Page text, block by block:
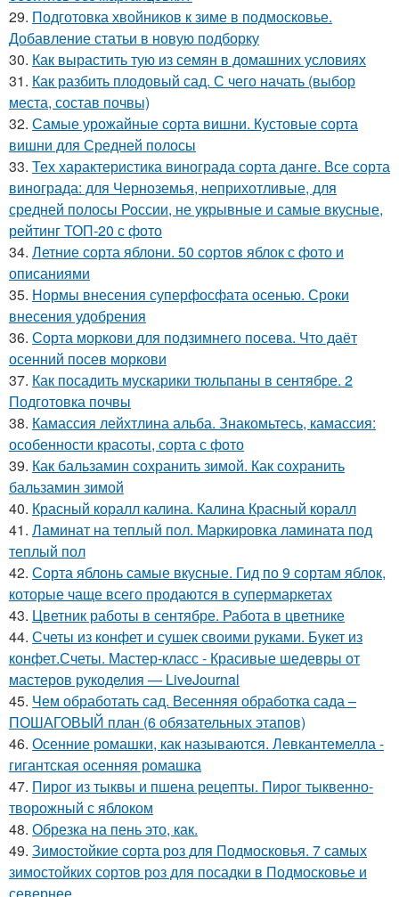
29. Подготовка хвойников к зиме в подмосковье.
Добавление статьи в новую подборку
30. Как вырастить тую из семян в домашних условиях
31. Как разбить плодовый сад. С чего начать (выбор
места, состав почвы)
32. Самые урожайные сорта вишни. Кустовые сорта
вишни для Средней полосы
33. Тех характеристика винограда сорта данге. Все сорта
винограда: для Черноземья, неприхотливые, для
средней полосы России, не укрывные и самые вкусные,
рейтинг ТОП-20 с фото
34. Летние сорта яблони. 50 сортов яблок с фото и
описаниями
35. Нормы внесения суперфосфата осенью. Сроки
внесения удобрения
36. Сорта моркови для подзимнего посева. Что даёт
осенний посев моркови
37. Как посадить мускарики тюльпаны в сентябре. 2
Подготовка почвы
38. Камассия лейхтлина альба. Знакомьтесь, камассия:
особенности красоты, сорта с фото
39. Как бальзамин сохранить зимой. Как сохранить
бальзамин зимой
40. Красный коралл калина. Калина Красный коралл
41. Ламинат на теплый пол. Маркировка ламината под
теплый пол
42. Сорта яблонь самые вкусные. Гид по 9 сортам яблок,
которые чаще всего продаются в супермаркетах
43. Цветник работы в сентябре. Работа в цветнике
44. Счеты из конфет и сушек своими руками. Букет из
конфет.Счеты. Мастер-класс - Красивые шедевры от
мастеров рукоделия — LiveJournal
45. Чем обработать сад. Весенняя обработка сада –
ПОШАГОВЫЙ план (6 обязательных этапов)
46. Осенние ромашки, как называются. Левкантемелла -
гигантская осенняя ромашка
47. Пирог из тыквы и пшена рецепты. Пирог тыквенно-
творожный с яблоком
48. Обрезка на пень это, как.
49. Зимостойкие сорта роз для Подмосковья. 7 самых
зимостойких сортов роз для посадки в Подмосковье и